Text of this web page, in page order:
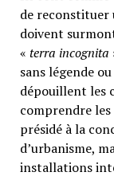
de reconstituer
doivent
« terra incognita
sans légende
dépouillent les
comprendre
présidé à la
d’urbanisme,
installations